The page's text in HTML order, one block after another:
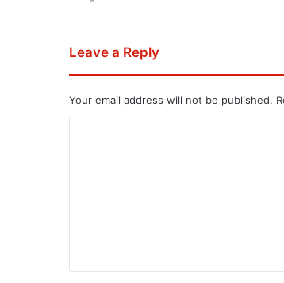
Leave a Reply
Your email address will not be published.